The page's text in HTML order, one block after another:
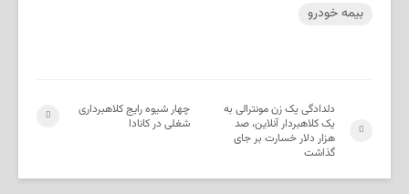
بیمه خودرو
چهار شیوه رایج کلاهبرداری
شغلی در کانادا
دلدادگی یک زن مونترالی به
یک کلاهبردار آنلاین، صد
هزار دلار خسارت بر جای
گذاشت